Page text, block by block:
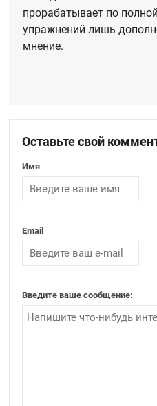
прорабатывает по
упражнений лишь
мнение.
Оставьте свой
Имя
Email
Введите ваше сообщение: